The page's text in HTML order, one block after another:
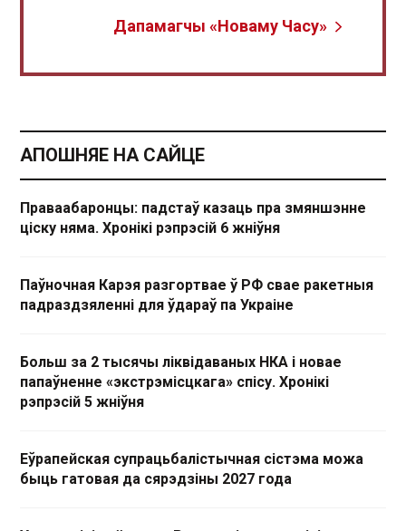
Дапамагчы «Новаму Часу»
АПОШНЯЕ НА САЙЦЕ
Праваабаронцы: падстаў казаць пра змяншэнне
ціску няма. Хронікі рэпрэсій 6 жніўня
Паўночная Карэя разгортвае ў РФ свае ракетныя
падраздзяленні для ўдараў па Украіне
Больш за 2 тысячы ліквідаваных НКА і новае
папаўненне «экстрэмісцкага» спісу. Хронікі
рэпрэсій 5 жніўня
Еўрапейская супрацьбалістычная сістэма можа
быць гатовая да сярэдзіны 2027 года